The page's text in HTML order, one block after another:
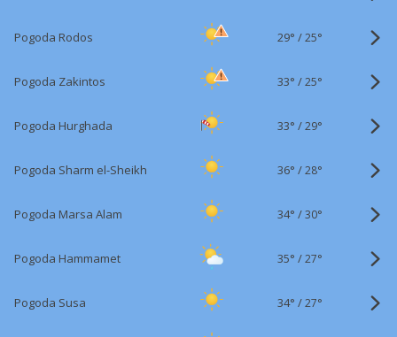
Pogoda Rodos 29° /25°
Pogoda Zakintos 33° /25°
Pogoda Hurghada 33° /29°
Pogoda Sharm el-Sheikh 36° /28°
Pogoda Marsa Alam 34° /30°
Pogoda Hammamet 35° /27°
Pogoda Susa 34° /27°